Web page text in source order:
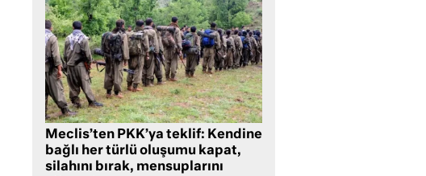
Meclis’ten PKK’ya teklif: Kendine
bağlı her türlü oluşumu kapat,
silahını bırak, mensuplarını